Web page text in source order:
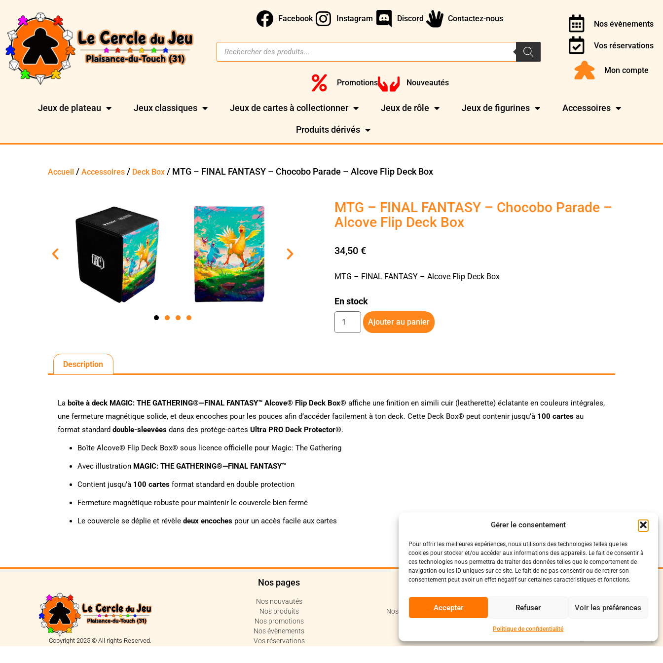
Gérer le consentement
Pour offrir les meilleures expériences, nous utilisons des technologies telles que les
cookies pour stocker et/ou accéder aux informations des appareils. Le fait de consentir à
ces technologies nous permettra de traiter des données telles que le comportement de
navigation ou les ID uniques sur ce site. Le fait de ne pas consentir ou de retirer son
consentement peut avoir un effet négatif sur certaines caractéristiques et fonctions.
Accepter Refuser Voir les préférences
Politique de confidentialité
Facebook Instagram Discord Contactez-nous
Promotions Nouveautés
Nos évènements
Vos réservations
Mon compte
Jeux de plateau Jeux classiques Jeux de cartes à collectionner Jeux de rôle Jeux de figurines Accessoires
Produits dérivés
Accueil /Accessoires / Deck Box / MTG – FINAL FANTASY – Chocobo Parade – Alcove Flip Deck Box
MTG – FINAL FANTASY – Chocobo Parade –
Alcove Flip Deck Box
34,50 €
MTG – FINAL FANTASY – Alcove Flip Deck Box
En stock
Ajouter au panier
Description
La boîte à deck MAGIC: THE GATHERING®—FINAL FANTASY™ Alcove® Flip Deck Box® affiche une finition en simili cuir (leatherette) éclatante en couleurs intégrales,
une fermeture magnétique solide, et deux encoches pour les pouces afin d’accéder facilement à ton deck. Cette Deck Box® peut contenir jusqu’à 100 cartes au
format standarddouble-sleevées dans des protège-cartesUltra PRO Deck Protector®.
Boîte Alcove® Flip Deck Box® sous licence officielle pour Magic: The Gathering
Avec illustration MAGIC: THE GATHERING®—FINAL FANTASY™
Contient jusqu’à 100 cartes format standard en double protection
Fermeture magnétique robuste pour maintenir le couvercle bien fermé
Le couvercle se déplie et révèledeux encoches pour un accès facile aux cartes
Copyright 2025 © All rights Reserved.
Nos pages
Nos nouvautés
Nos produits
Nos promotions
Nos évènements
Vos réservations
Politiques
Politique de confidentialité
Nos conditions de vente et livraison
Suivez-Nous
Facebook